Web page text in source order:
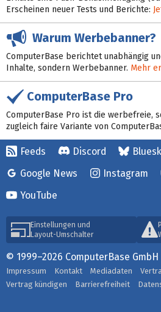
Erscheinen neuer Tests und Berichte:
Warum Werbebanner?
ComputerBase berichtet unabhängig
Inhalte, sondern Werbebanner. Mehr
ComputerBase Pro
ComputerBase Pro ist die werbefreie,
zugleich faire Variante von
Feeds Discord
Google News
Instagram
YouTube
Einstellungen und
Layout-Umschalter
© 1999–2026 ComputerBase GmbH
Impressum Kontakt Mediadaten
Vertrag kündigen
Barrierefreiheit